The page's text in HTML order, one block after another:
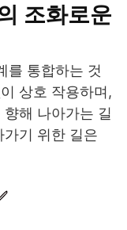
조화로운
를 통합하는 것
상호 작용하며,
해 나아가는 길
기 위한 길은